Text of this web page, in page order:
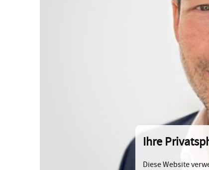
Ihre
Diese Website